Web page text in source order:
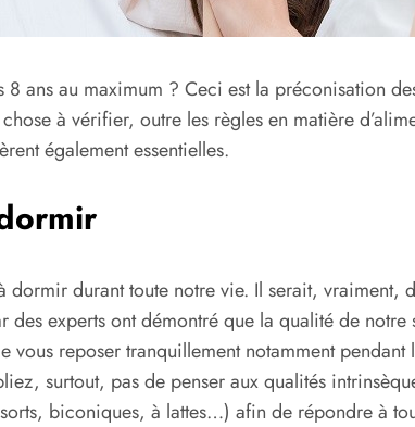
8 ans au maximum ? Ceci est la préconisation
à vérifier, outre les règles en matière
également essentielles.
dormir durant toute notre vie. Il serait,
des experts ont démontré que la qualité de
vous reposer tranquillement notamment
surtout, pas de penser aux qualités
biconiques, à lattes…) afin de répondre à